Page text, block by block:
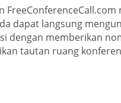
dapat langsung
dengan memberikan
tautan ruang